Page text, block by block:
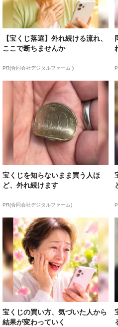
【宝くじ落選】外れ続ける流れ、
ここで断ちませんか
PR(合同会社デジタルファーム )
宝くじを知らないまま買う人ほ
ど、外れ続けます
PR(合同会社デジタルファーム)
宝くじの買い方、気づいた人から
結果が変わっていく